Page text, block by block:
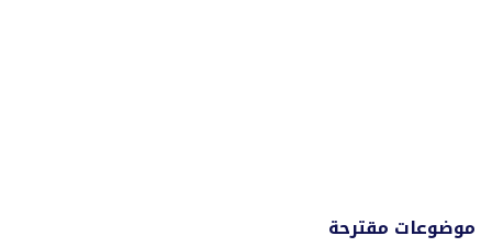
موضوعات مقترحة